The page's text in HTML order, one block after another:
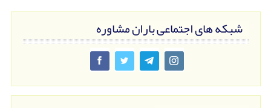
شبکه های اجتماعی باران مشاوره